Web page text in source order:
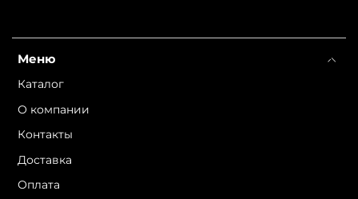
Меню
Каталог
О компании
Контакты
Доставка
Оплата